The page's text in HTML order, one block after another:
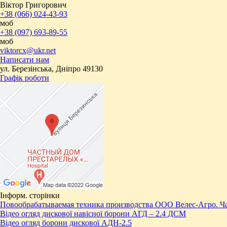
Віктор Григорович
+38 (066) 024-43-93
моб
+38 (097) 693-89-55
моб
viktorcx@ukr.net
Написати нам
ул. Березінська, Дніпро 49130
Графік роботи
Інформ. сторінки
Повообрабатываемая техника производства ООО Велес-Агро.
Відео огляд дискової навісної борони АГД – 2.4 ДСМ
Відео огляд борони дискової АДН-2.5